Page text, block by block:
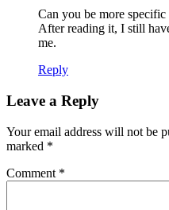
Can you be more
After reading it, I still
me.
Reply
Leave a Reply
Your email address will not be
marked *
Comment *